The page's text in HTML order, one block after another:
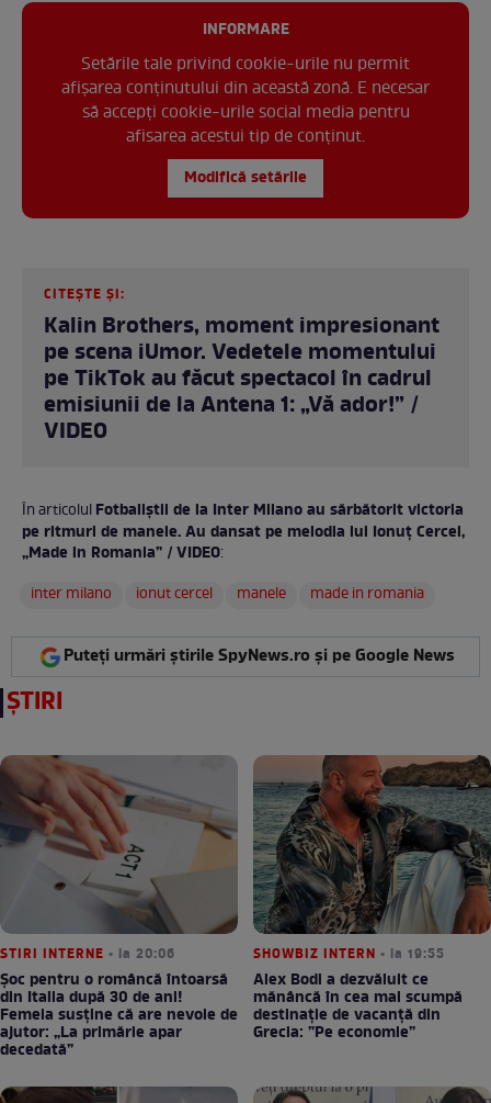
INFORMARE
Setările tale privind cookie-urile nu permit
afișarea conținutului din această zonă. E necesar
să accepți cookie-urile social media pentru
afisarea acestui tip de conținut.
Modifică setările
CITEȘTE ȘI:
Kalin Brothers, moment impresionant
pe scena iUmor. Vedetele momentului
pe TikTok au făcut spectacol în cadrul
emisiunii de la Antena 1: „Vă ador!” /
VIDEO
În articolulFotbaliștii de la Inter Milano au sărbătorit victoria
pe ritmuri de manele. Au dansat pe melodia lui Ionuț Cercel,
„Made in Romania” / VIDEO:
inter milano
ionut cercel manele made in romania
Puteți urmări știrile SpyNews.ro și pe Google News
ȘTIRI
STIRI INTERNE • la 20:06
Șoc pentru o româncă întoarsă
din Italia după 30 de ani!
Femeia susține că are nevoie de
ajutor: „La primărie apar
decedată”
SHOWBIZ INTERN • la 19:55
Alex Bodi a dezvăluit ce
mănâncă în cea mai scumpă
destinație de vacanță din
Grecia: ”Pe economie”